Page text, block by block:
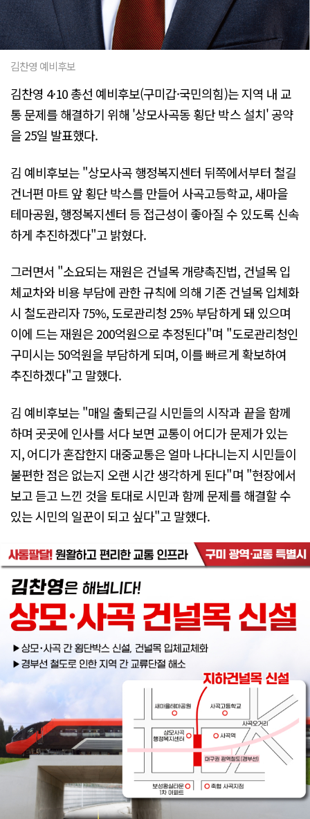
김찬영 예비후보
김찬영 4·10 총선 예비후보(구미갑·국민의힘)는 지역 내 교
통 문제를 해결하기 위해 '상모사곡동 횡단 박스 설치' 공약
을 25일 발표했다.
김 예비후보는 "상모사곡 행정복지센터 뒤쪽에서부터 철길
건너편 마트 앞 횡단 박스를 만들어 사곡고등학교, 새마을
테마공원, 행정복지센터 등 접근성이 좋아질 수 있도록 신속
하게 추진하겠다"고 밝혔다.
그러면서 "소요되는 재원은 건널목 개량촉진법, 건널목 입
체교차와 비용 부담에 관한 규칙에 의해 기존 건널목 입체화
시 철도관리자 75%, 도로관리청 25% 부담하게 돼 있으며
이에 드는 재원은 200억원으로 추정된다"며 "도로관리청인
구미시는 50억원을 부담하게 되며, 이를 빠르게 확보하여
추진하겠다"고 말했다.
김 예비후보는 "매일 출퇴근길 시민들의 시작과 끝을 함께
하며 곳곳에 인사를 서다 보면 교통이 어디가 문제가 있는
지, 어디가 혼잡한지 대중교통은 얼마 나다니는지 시민들이
불편한 점은 없는지 오랜 시간 생각하게 된다"며 "현장에서
보고 듣고 느낀 것을 토대로 시민과 함께 문제를 해결할 수
있는 시민의 일꾼이 되고 싶다"고 말했다.